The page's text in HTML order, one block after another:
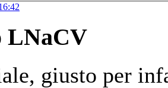
LNaCV
giusto per